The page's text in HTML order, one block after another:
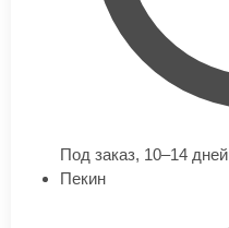
Под заказ, 10–14 дней
Пекин